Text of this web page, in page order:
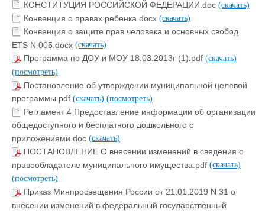
КОНСТИТУЦИЯ РОССИЙСКОЙ ФЕДЕРАЦИИ.doc (скачать)
Конвенция о правах ребенка.docx (скачать)
Конвенция о защите прав человека и основных свобод
ETS N 005.docx (скачать)
Программа по ДОУ и МОУ 18.03.2013г (1).pdf (скачать)
(посмотреть)
Постановление об утверждении муниципальной целевой
программы.pdf (скачать) (посмотреть)
Регламент 4 Предоставление информации об организации
общедоступного и бесплатного дошкольного с
приложениями.doc (скачать)
ПОСТАНОВЛЕНИЕ О внесении изменений в сведения о
правообладателе муниципального имущества.pdf (скачать)
(посмотреть)
Приказ Минпросвещения России от 21.01.2019 N 31 о
внесении изменений в федеральный государственный